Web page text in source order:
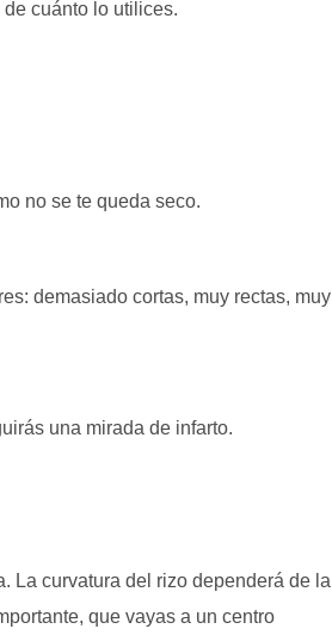
cuánto lo utilices.
no se te queda seco.
demasiado cortas, muy rectas, muy
una mirada de infarto.
La curvatura del rizo dependerá de la
que vayas a un centro